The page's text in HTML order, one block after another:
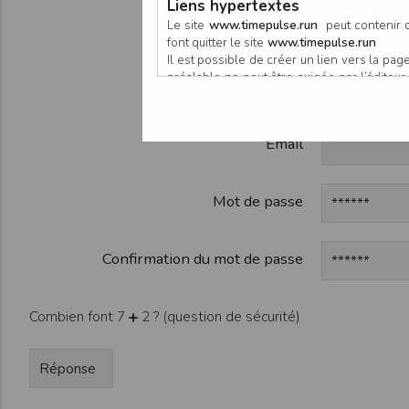
Email
Mot de passe
Confirmation du mot de passe
Combien font 7 2 ? (question de sécurité)
Liens hypertextes
Le site www.timepulse.run peut contenir
font quitter le site www.timepulse.run
Il est possible de créer un lien vers la
préalable ne peut être exigée par
nouvelle fenêtre du navigateur.
Responsabilité de l’éditeur
L’EDITEUR se réserve le droit de les
particulier, ils peuvent avoir fait l’objet
L’utilisation des informations et/ou
informations et/ou documents disponibles